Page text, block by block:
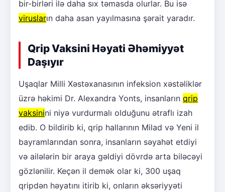
bir-birləri ilə daha sıx təmasda olurlar. Bu isə
virusların daha asan yayılmasına şərait yaradır.
Qrip Vaksini Həyati Əhəmiyyət
Daşıyır
Uşaqlar Milli Xəstəxanasının infeksion xəstəliklər
üzrə həkimi Dr. Alexandra Yonts, insanların qrip
vaksinini niyə vurdurmalı olduğunu ətraflı izah
edib. O bildirib ki, qrip hallarının Milad və Yeni il
bayramlarından sonra, insanların səyahət etdiyi
və ailələrin bir araya gəldiyi dövrdə arta biləcəyi
gözlənilir. Keçən il demək olar ki, 300 uşaq
qripdən həyatını itirib ki, onların əksəriyyəti